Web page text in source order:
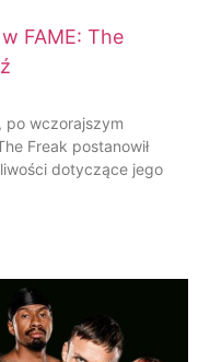
FAME: The
po wczorajszym
Freak postanowił
dotyczące jego